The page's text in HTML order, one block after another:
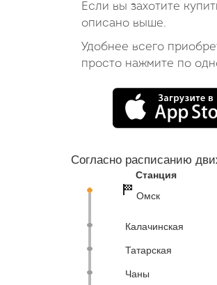
Если вы захотите
описано выше.
Удобнее всего
просто нажмите по
Согласно расписанию
Станция
Омск
Калачинская
Татарская
Чаны